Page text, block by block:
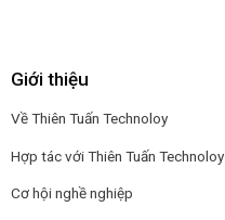
Giới thiệu
Về Thiên Tuấn Technoloy
Hợp tác với Thiên Tuấn Technoloy
Cơ hội nghề nghiệp